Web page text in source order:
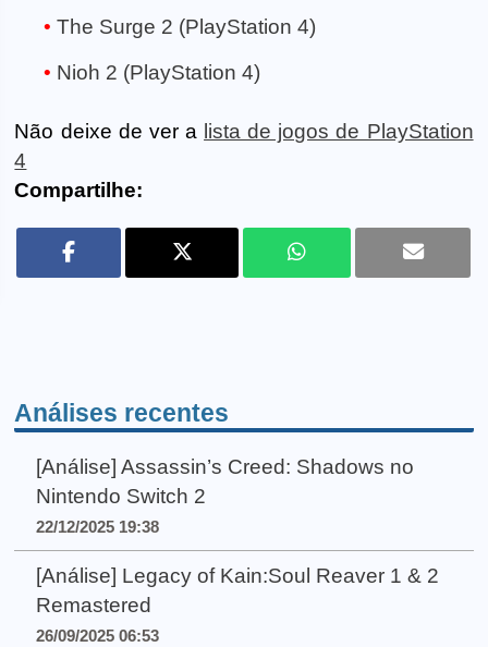
The Surge 2 (PlayStation 4)
Nioh 2 (PlayStation 4)
Não deixe de ver a lista de jogos de PlayStation
4
Compartilhe:
Análises recentes
[Análise] Assassin’s Creed: Shadows no
Nintendo Switch 2
22/12/2025 19:38
[Análise] Legacy of Kain:Soul Reaver 1 & 2
Remastered
26/09/2025 06:53